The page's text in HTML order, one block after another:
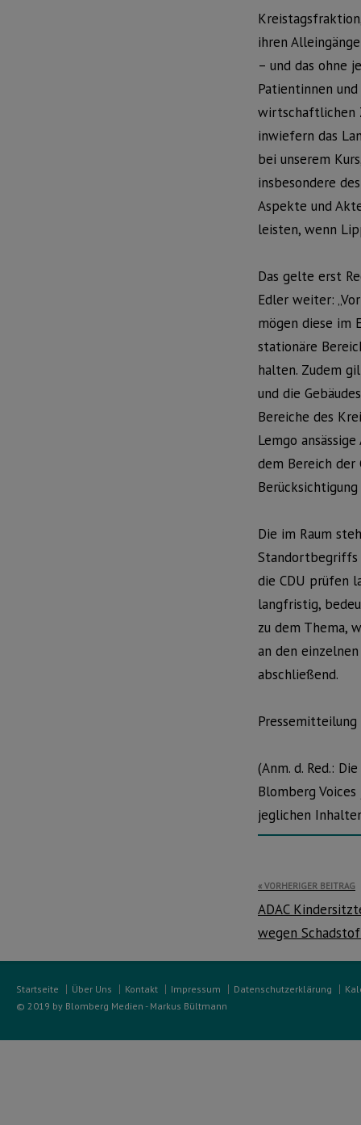
ihren
– und das ohne
Patientinnen
wirtschaftlichen
inwiefern das
bei unserem
insbesondere
Aspekte und
leisten, wenn
Das gelte erst
Edler weiter:
mögen diese im
stationäre
halten. Zudem
und die
Bereiche des
Lemgo
dem Bereich der
Die im Raum
Standortbegriffs
die CDU prüfen
langfristig,
zu dem Thema,
an den
abschließend.
(Anm. d. Red.:
Blomberg
jeglichen
VORHERIGER BEITRAG
ADAC
wegen
Startseite Über Uns Kontakt Impressum Datenschutzerklärung
© 2019 by Blomberg Medien - Markus Bültmann